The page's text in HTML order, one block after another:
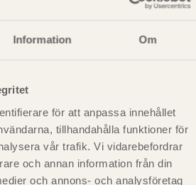
Information Om
för att anpassa innehållet
tillhandahålla funktioner för
vår trafik. Vi vidarebefordrar
och annan information från din
och annons- och analysföretag